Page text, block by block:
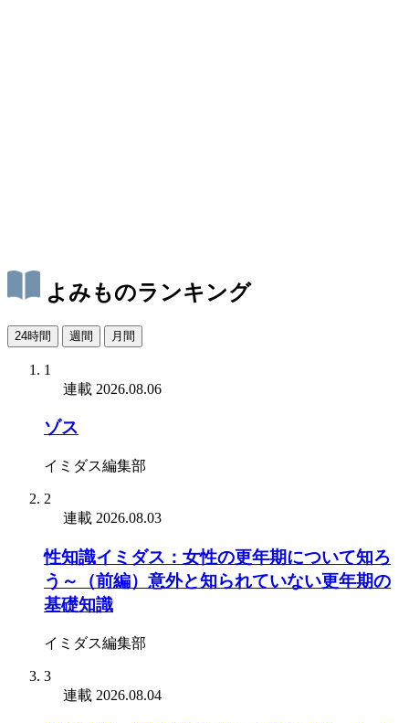
よみものランキング
24時間 週間 月間
1
連載 2026.08.06
ゾス
イミダス編集部
2
連載 2026.08.03
性知識イミダス：女性の更年期について知ろ
う～（前編）意外と知られていない更年期の
基礎知識
イミダス編集部
3
連載 2026.08.04